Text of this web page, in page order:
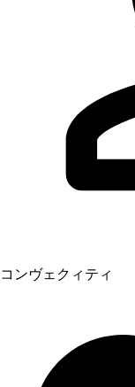
コンヴェクィティ